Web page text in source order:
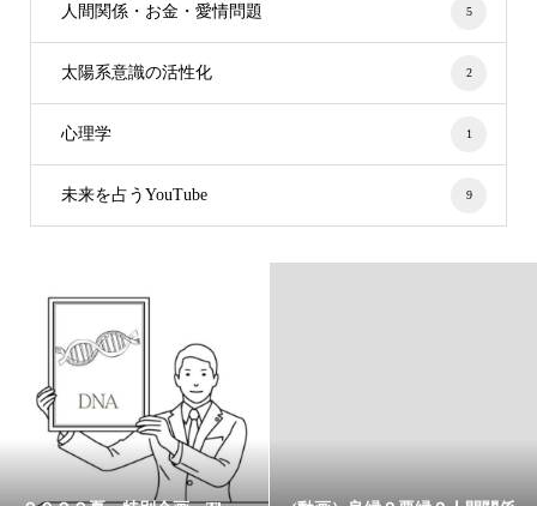
人間関係・お金・愛情問題 5
太陽系意識の活性化 2
心理学 1
未来を占うYouTube 9